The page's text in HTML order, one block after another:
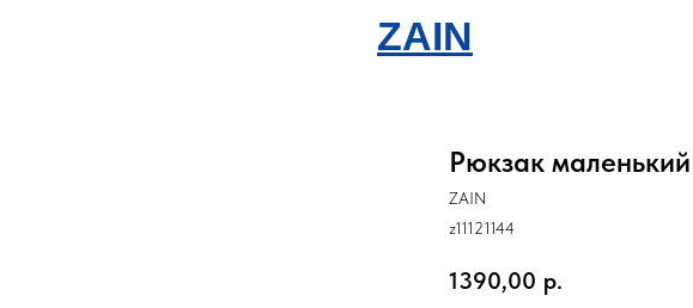
ZAIN
Рюкзак
ZAIN
z11121144
1390,00 р.